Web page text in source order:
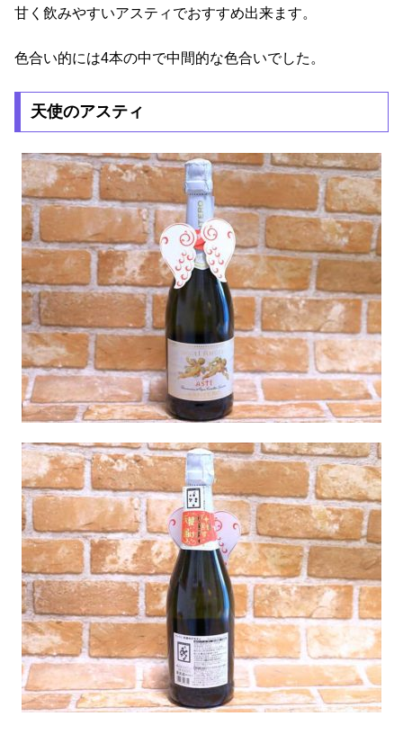
甘く飲みやすいアスティでおすすめ出来ます。
色合い的には4本の中で中間的な色合いでした。
天使のアスティ